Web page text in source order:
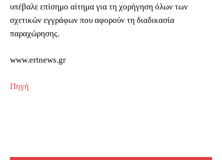
υπέβαλε επίσημο αίτημα για τη χορήγηση όλων των
σχετικών εγγράφων που αφορούν τη διαδικασία
παραχώρησης.
www.ertnews.gr
Πηγή